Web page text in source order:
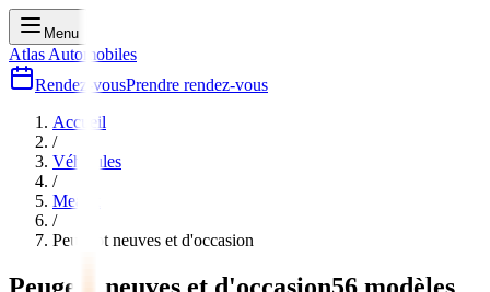
Menu
Atlas Automobiles
Rendez-vousPrendre rendez-vous
Accueil
/
Véhicules
/
Meaux
/
Peugeot neuves et d'occasion